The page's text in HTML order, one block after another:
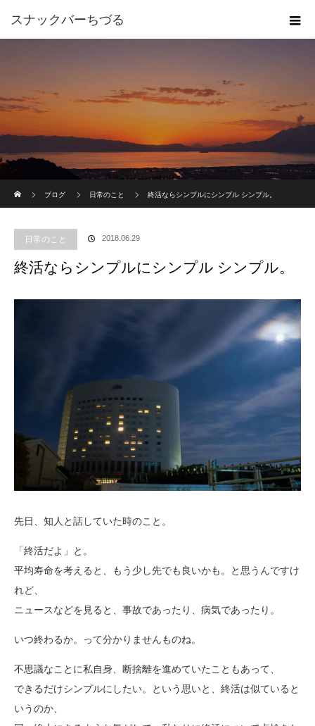
スナックバーちづる
ブログ
日常のこと 終活ならシンプルにシンプル シンプル。
日常のこと 2018.06.29
終活ならシンプルにシンプル シンプル。
先日、知人と話していた時のこと。
「終活だよ」と。
平均寿命を考えると、もう少し先でも良いかも。と思うんですけ
れど、
ニュースなどを見ると、事故であったり、病気であったり。
いつ終わるか。って分かりませんものね。
不思議なことに私自身、断捨離を進めていたこともあって、
できるだけシンプルにしたい。という思いと、終活は似ていると
いうのか、